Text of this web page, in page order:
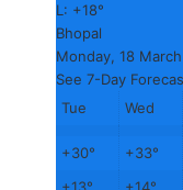
L: +18°
Bhopal
Monday, 18 March
See 7-Day
Tue
Wed
+30° +33°